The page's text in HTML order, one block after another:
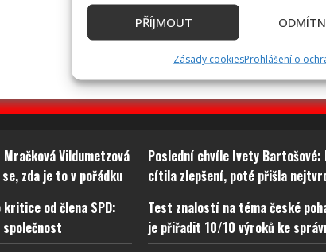
Přiřazování a kombinování údajů z jiných zdrojů
zařízení, Identifikace zařízení na základě
Používání přesných údajů o zeměpisné
základě aktivně požadovaných
obsahu, Ukládání a sdělování voleb
PŘÍJMOUT
Zásady cookiesProhlášení o
Vildumetzová
zda je to v pořádku
Poslední chvíle Ivety
cítila zlepšení, poté přišla
kritice od člena SPD:
Test znalostí na téma české
je přiřadit 10/10 výroků ke